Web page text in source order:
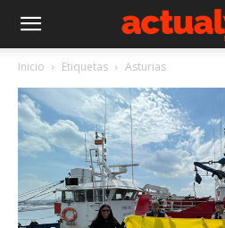
Inicio Etiquetas Asturias